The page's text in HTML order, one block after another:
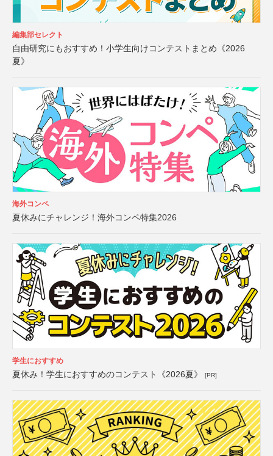
編集部セレクト
自由研究にもおすすめ！小学生向けコンテストまとめ《2026
夏》
海外コンペ
夏休みにチャレンジ！海外コンペ特集2026
学生におすすめ
夏休み！学生におすすめのコンテスト《2026夏》 [PR]